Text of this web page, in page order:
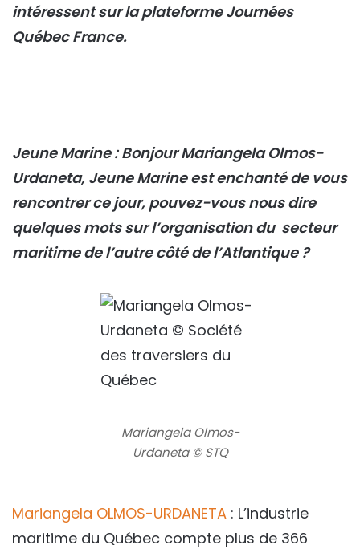
intéressent sur la plateforme Journées
Québec France.
Jeune Marine : Bonjour Mariangela Olmos-
Urdaneta, Jeune Marine est enchanté de vous
rencontrer ce jour, pouvez-vous nous dire
quelques mots sur l’organisation du secteur
maritime de l’autre côté de l’Atlantique ?
Mariangela Olmos-
Urdaneta © STQ
Mariangela OLMOS-URDANETA : L’industrie
maritime du Québec compte plus de 366